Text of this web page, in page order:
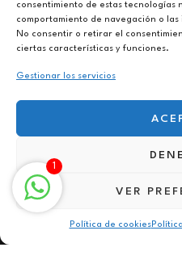
consentimiento de estas tecnologías
comportamiento de navegación o
No consentir o retirar el
ciertas características y funciones.
Gestionar los servicios
VER
Política de cookies
Aviso legal
Política de privacidad
Política de cookies
Terapia para la separación de
1